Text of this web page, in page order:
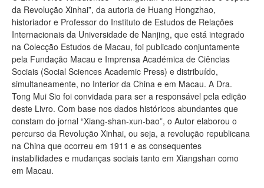
da Revolução Xinhai”, da autoria de Huang Hongzhao,
historiador e Professor do Instituto de Estudos de Relações
Internacionais da Universidade de Nanjing, que está integrado
na Colecção Estudos de Macau, foi publicado conjuntamente
pela Fundação Macau e Imprensa Académica de Ciências
Sociais (Social Sciences Academic Press) e distribuído,
simultaneamente, no Interior da China e em Macau. A Dra.
Tong Mui Sio foi convidada para ser a responsável pela edição
deste Livro. Com base nos dados históricos abundantes que
constam do jornal “Xiang-shan-xun-bao”, o Autor elaborou o
percurso da Revolução Xinhai, ou seja, a revolução republicana
na China que ocorreu em 1911 e as consequentes
instabilidades e mudanças sociais tanto em Xiangshan como
em Macau.